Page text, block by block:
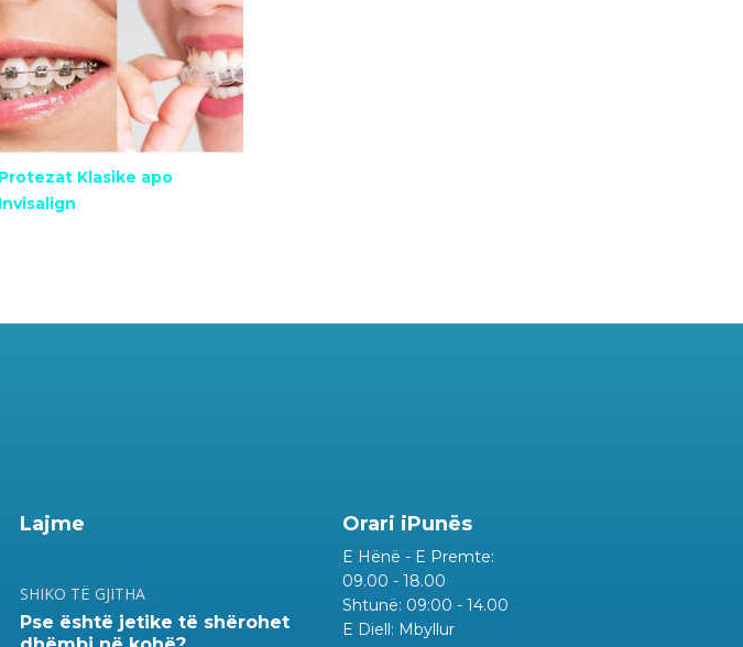
Protezat Klasike apo
Invisalign
Lajme
SHIKO TË GJITHA
Pse është jetike të shërohet
Orari iPunës
E Hënë - E Premte:
09.00 - 18.00
Shtunë: 09:00 - 14.00
E Diell: Mbyllur